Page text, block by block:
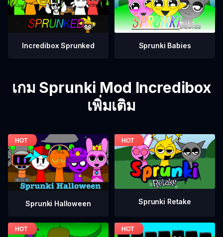
Incredibox Sprunked Sprunki Babies
เกม Sprunki Mod Incredibox
เพิ่มเติม
Sprunki Halloween Sprunki Retake